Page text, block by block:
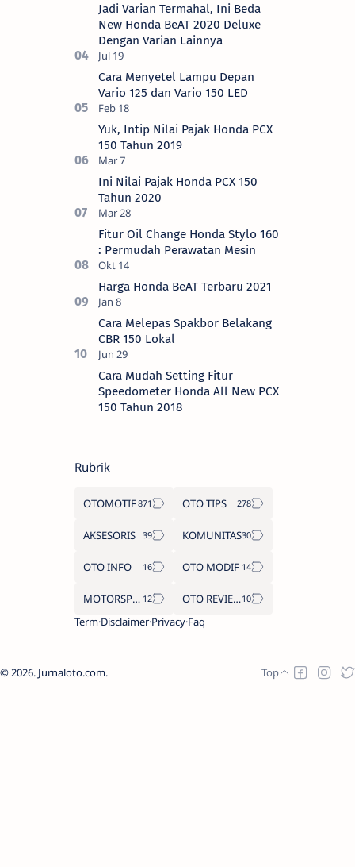
Jadi Varian Termahal, Ini Beda
New Honda BeAT 2020 Deluxe
Dengan Varian Lainnya
Cara Menyetel Lampu Depan
Vario 125 dan Vario 150 LED
Yuk, Intip Nilai Pajak Honda PCX
150 Tahun 2019
Ini Nilai Pajak Honda PCX 150
Tahun 2020
Fitur Oil Change Honda Stylo 160
: Permudah Perawatan Mesin
Harga Honda BeAT Terbaru 2021
Cara Melepas Spakbor Belakang
CBR 150 Lokal
Cara Mudah Setting Fitur
Speedometer Honda All New PCX
150 Tahun 2018
Rubrik
OTOMOTIF OTO TIPS
AKSESORIS KOMUNITAS
OTO INFO OTO MODIF
MOTORSPORT
OTO REVIEW
Term Disclaimer Privacy Faq
2026. Jurnaloto.com.